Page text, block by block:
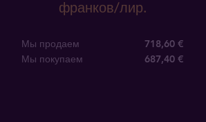
франков/лир.
Мы продаем
718,60 €
Мы покупаем
687,40 €